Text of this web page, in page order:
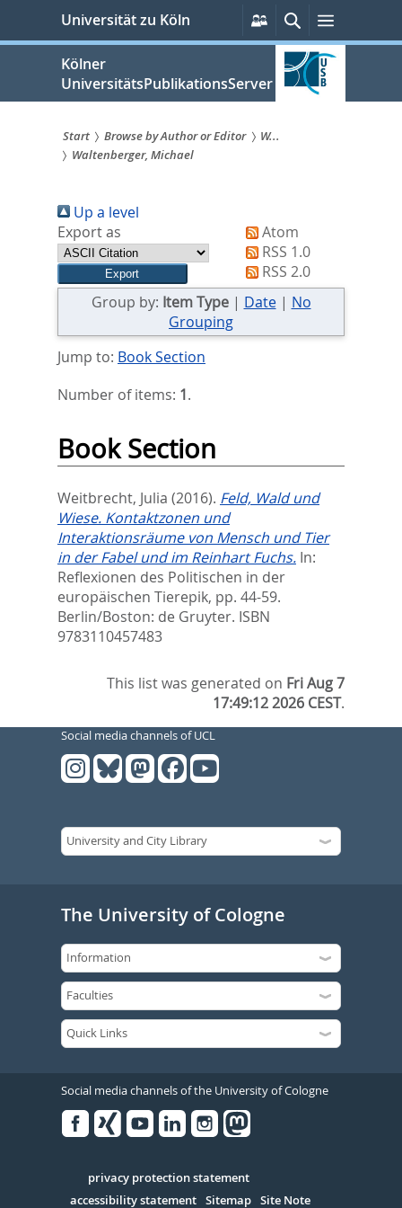
springen
Universität zu Köln
Persönliche
Services
SucheMenü
Kölner
UniversitätsPublikationsServer
Sie
sind
hier:
Start Browse by Author or Editor
W...
Waltenberger, Michael
Up a level
Export as
Atom
RSS 1.0
RSS 2.0
Group by: Item Type| Date| No
Grouping
Jump to: Book Section
Number of items: 1.
Book Section
Weitbrecht, Julia (2016). Feld, Wald und
Wiese. Kontaktzonen und
Interaktionsräume von Mensch und Tier
in der Fabel und im Reinhart Fuchs. In:
Reflexionen des Politischen in der
europäischen Tierepik, pp. 44-59.
Berlin/Boston: de Gruyter. ISBN
9783110457483
This list was generated on Fri Aug 7
17:49:12 2026 CEST.
Social media channels of UCL
The University of Cologne
Social media channels of the University of Cologne
Serivce
privacy protection statement
accessibility statement Sitemap Site Note